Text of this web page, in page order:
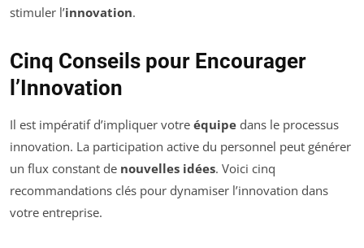
stimuler l’innovation.
Cinq Conseils pour Encourager
l’Innovation
Il est impératif d’impliquer votre équipe dans le processus
innovation. La participation active du personnel peut générer
un flux constant de nouvelles idées. Voici cinq
recommandations clés pour dynamiser l’innovation dans
votre entreprise.